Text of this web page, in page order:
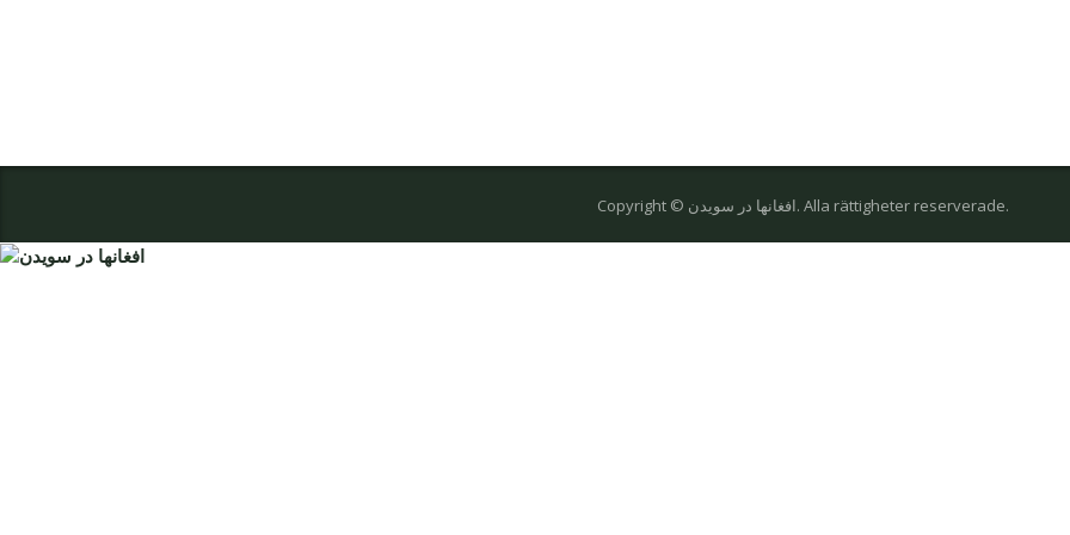
Copyright © افغانها در سویدن. Alla rättigheter reserverade.